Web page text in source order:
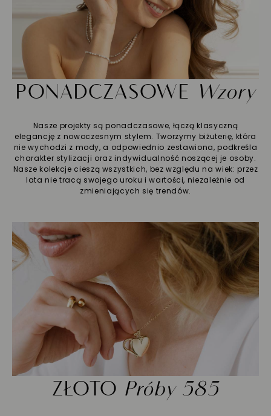
PONADCZASOWE Wzory
Nasze projekty są ponadczasowe, łączą klasyczną
elegancję z nowoczesnym stylem. Tworzymy biżuterię, która
nie wychodzi z mody, a odpowiednio zestawiona, podkreśla
charakter stylizacji oraz indywidualność noszącej je osoby.
Nasze kolekcje cieszą wszystkich, bez względu na wiek: przez
lata nie tracą swojego uroku i wartości, niezależnie od
zmieniających się trendów.
ZŁOTO Próby 585